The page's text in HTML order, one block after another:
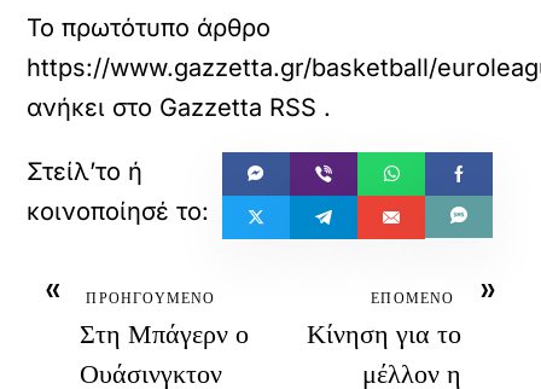
Το πρωτότυπο άρθρο
https://www.gazzetta.gr/basketball/
ανήκει στο Gazzetta RSS .
« ΠΡΟΗΓΟΥΜΕΝΟ
Στη Μπάγερν ο
Ουάσινγκτον
»
ΕΠΟΜΕΝΟ
Κίνηση για το
μέλλον η